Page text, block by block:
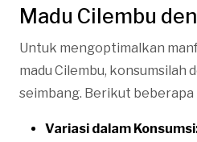
Madu Cilembu
Untuk mengoptimalkan
madu Cilembu, konsumsilah
seimbang. Berikut beberapa
Variasi dalam